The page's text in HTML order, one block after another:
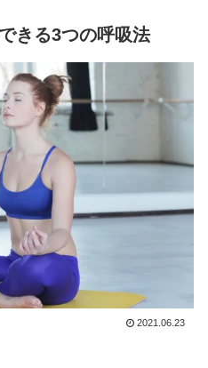
きる3つの呼吸法
2021.06.23